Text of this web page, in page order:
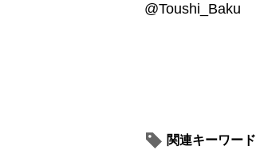
@Toushi_Baku
関連キーワード